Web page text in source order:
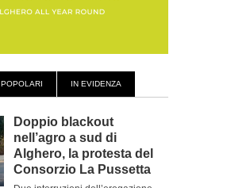
POPOLARI IN EVIDENZA
Doppio blackout
nell’agro a sud di
Alghero, la protesta del
Consorzio La Pussetta